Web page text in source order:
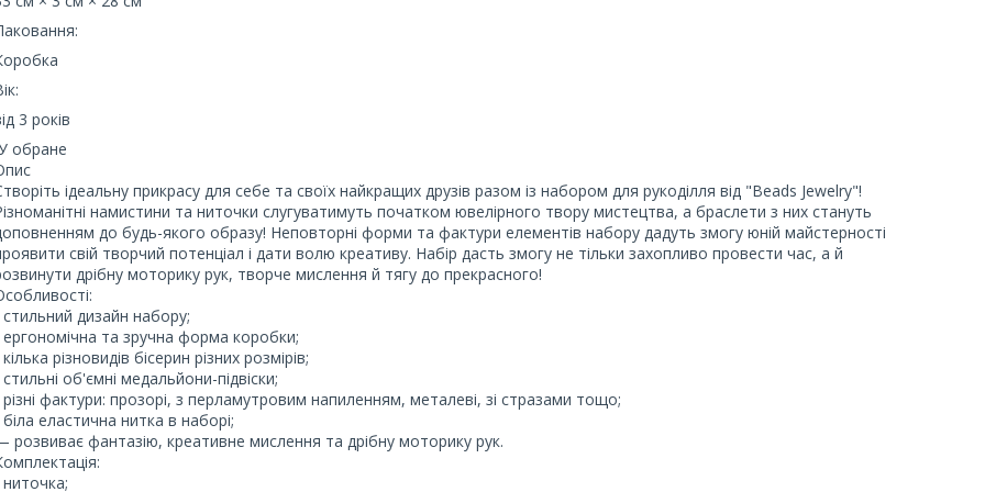
3 років
обране
ідеальну прикрасу для себе та своїх найкращих друзів разом із набором для рукоділля від "Beads Jewelry"!
намистини та ниточки слугуватимуть початком ювелірного твору мистецтва, а браслети з них стануть
до будь-якого образу! Неповторні форми та фактури елементів набору дадуть змогу юній майстерності
свій творчий потенціал і дати волю креативу. Набір дасть змогу не тільки захопливо провести час, а й
дрібну моторику рук, творче мислення й тягу до прекрасного!
дизайн набору;
та зручна форма коробки;
різновидів бісерин різних розмірів;
об'ємні медальйони-підвіски;
фактури: прозорі, з перламутровим напиленням, металеві, зі стразами тощо;
еластична нитка в наборі;
розвиває фантазію, креативне мислення та дрібну моторику рук.